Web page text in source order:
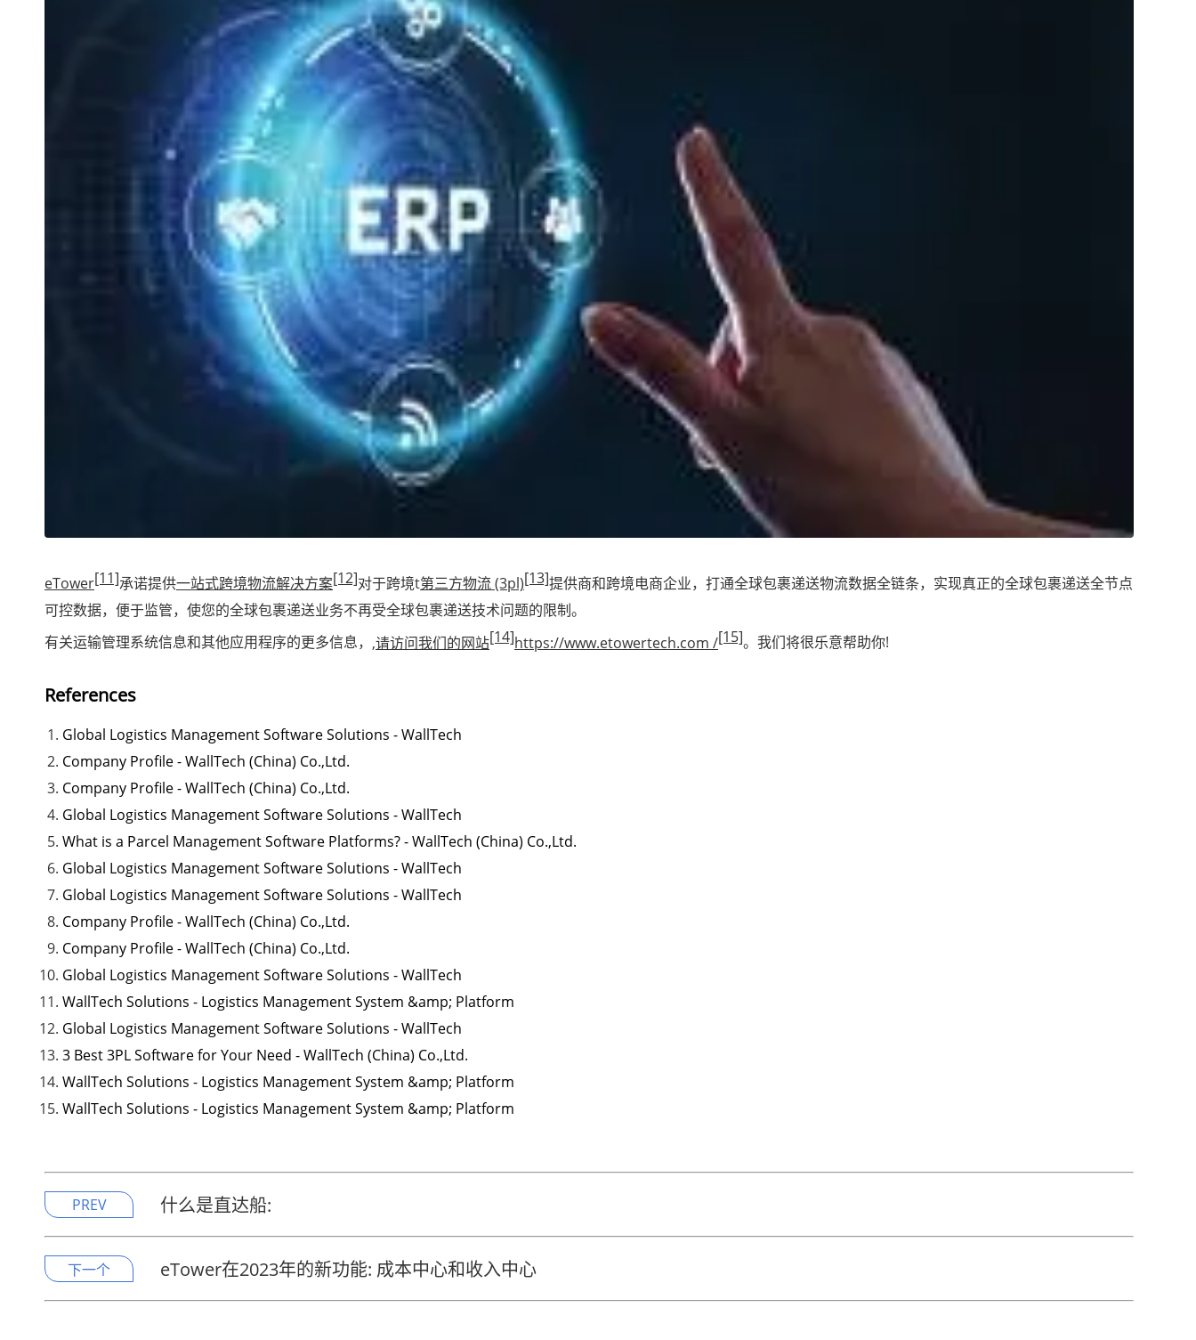
eTower[11]承诺提供一站式跨境物流解决方案[12]对于跨境t第三方物流 (3pl)[13]提供商和跨境电商企业，打通全球包裹递送物流数据全链条，实现真正的全球包裹递送全节点
可控数据，便于监管，使您的全球包裹递送业务不再受全球包裹递送技术问题的限制。
有关运输管理系统信息和其他应用程序的更多信息， ,请访问我们的网站[14]https://www.etowertech.com /[15]。我们将很乐意帮助你!
References
Global Logistics Management Software Solutions - WallTech
Company Profile - WallTech (China) Co.,Ltd.
Company Profile - WallTech (China) Co.,Ltd.
Global Logistics Management Software Solutions - WallTech
What is a Parcel Management Software Platforms? - WallTech (China) Co.,Ltd.
Global Logistics Management Software Solutions - WallTech
Global Logistics Management Software Solutions - WallTech
Company Profile - WallTech (China) Co.,Ltd.
Company Profile - WallTech (China) Co.,Ltd.
Global Logistics Management Software Solutions - WallTech
WallTech Solutions - Logistics Management System &amp; Platform
Global Logistics Management Software Solutions - WallTech
3 Best 3PL Software for Your Need - WallTech (China) Co.,Ltd.
WallTech Solutions - Logistics Management System &amp; Platform
WallTech Solutions - Logistics Management System &amp; Platform
PREV 什么是直达船:
下一个 eTower在2023年的新功能: 成本中心和收入中心